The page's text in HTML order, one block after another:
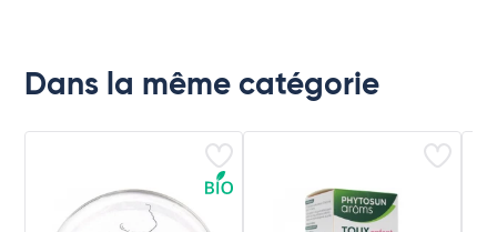
Dans la même catégorie